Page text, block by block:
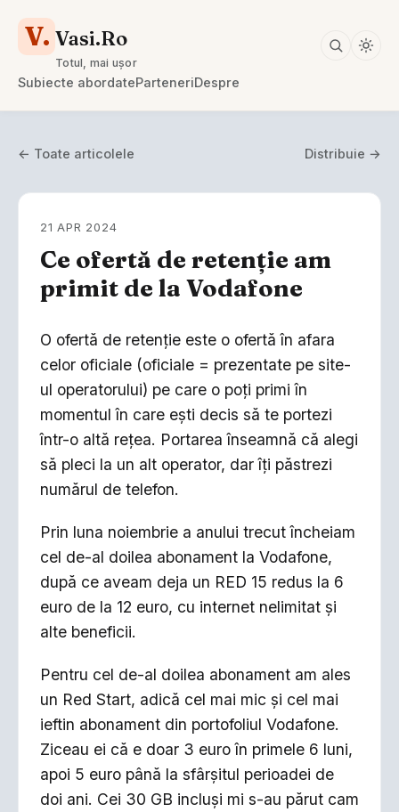
V. Vasi.Ro
Totul, mai ușor
Subiecte abordateParteneriDespre
← Toate articolele Distribuie →
21 APR 2024
Ce ofertă de retenție am
primit de la Vodafone
O ofertă de retenție este o ofertă în afara
celor oficiale (oficiale = prezentate pe site-
ul operatorului) pe care o poți primi în
momentul în care ești decis să te portezi
într-o altă rețea. Portarea înseamnă că alegi
să pleci la un alt operator, dar îți păstrezi
numărul de telefon.
Prin luna noiembrie a anului trecut încheiam
cel de-al doilea abonament la Vodafone,
după ce aveam deja un RED 15 redus la 6
euro de la 12 euro, cu internet nelimitat și
alte beneficii.
Pentru cel de-al doilea abonament am ales
un Red Start, adică cel mai mic și cel mai
ieftin abonament din portofoliul Vodafone.
Ziceau ei că e doar 3 euro în primele 6 luni,
apoi 5 euro până la sfârșitul perioadei de
doi ani. Cei 30 GB incluși mi s-au părut cam